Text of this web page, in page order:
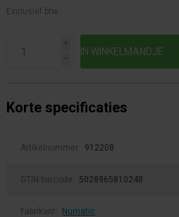
Exclusief btw.
i
h
Korte specificaties
Artikelnummer: 912208
GTIN barcode: 5028965810248
Fabrikant: Numatic